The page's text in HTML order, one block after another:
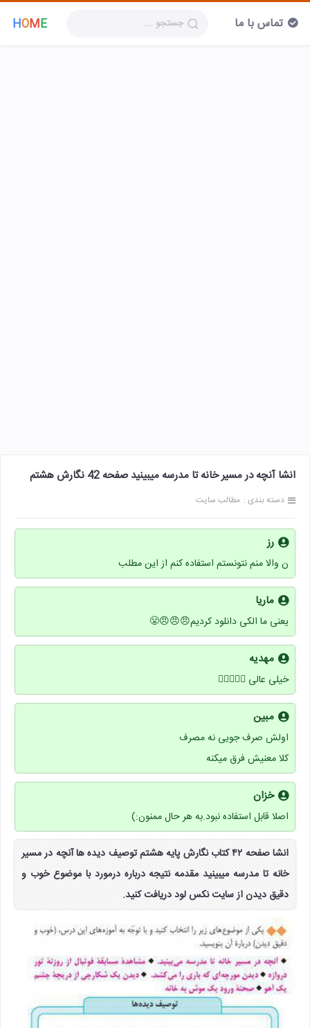
HOME تماس با ما
انشا آنچه در مسیر خانه تا مدرسه میبینید صفحه 42 نگارش هشتم
دسته بندی : مطالب سایت
رز
ن والا منم نتونستم استفاده کنم از این مطلب
ماریا
یعنی ما الکی دانلود کردیم😠😠😠😤
مهدیه
خیلی عالی 👍🏻🤞🏻😙
مبین
اولش صرف جویی نه مصرف
کلا معنیش فرق میکنه
خزان
اصلا قابل استفاده نبود.به هر حال ممنون:)
انشا صفحه ۴۲ کتاب نگارش پایه هشتم توصیف دیده ها آنچه در مسیر
خانه تا مدرسه میبینید مقدمه نتیجه درباره درمورد با موضوع خوب و
دقیق دیدن از سایت نکس لود دریافت کنید.